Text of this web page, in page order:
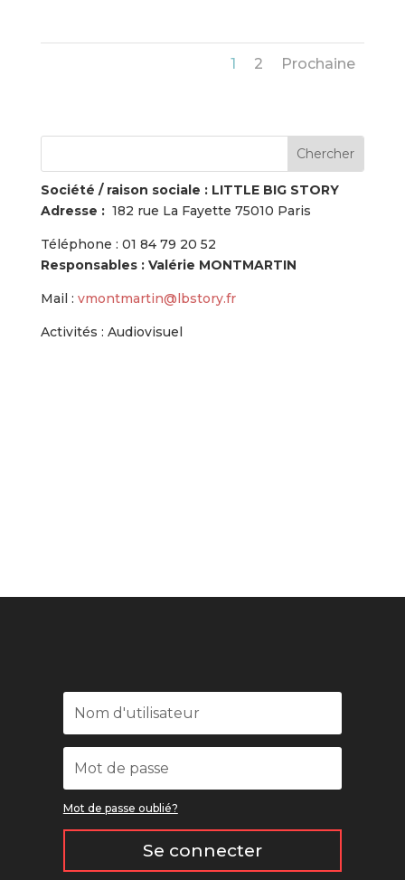
1 2 Prochaine
Société / raison sociale : LITTLE BIG STORY
Adresse :182 rue La Fayette 75010 Paris
Téléphone : 01 84 79 20 52
Responsables : Valérie MONTMARTIN
Mail : vmontmartin@lbstory.fr
Activités : Audiovisuel
Mot de passe oublié?
Se connecter